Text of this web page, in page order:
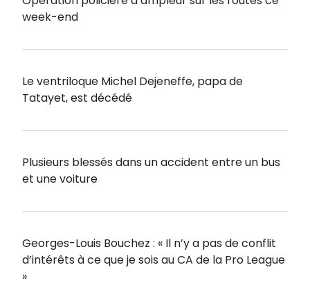
week-end
Le ventriloque Michel Dejeneffe, papa de
Tatayet, est décédé
Plusieurs blessés dans un accident entre un bus
et une voiture
Georges-Louis Bouchez : « Il n’y a pas de conflit
d’intérêts à ce que je sois au CA de la Pro League
»